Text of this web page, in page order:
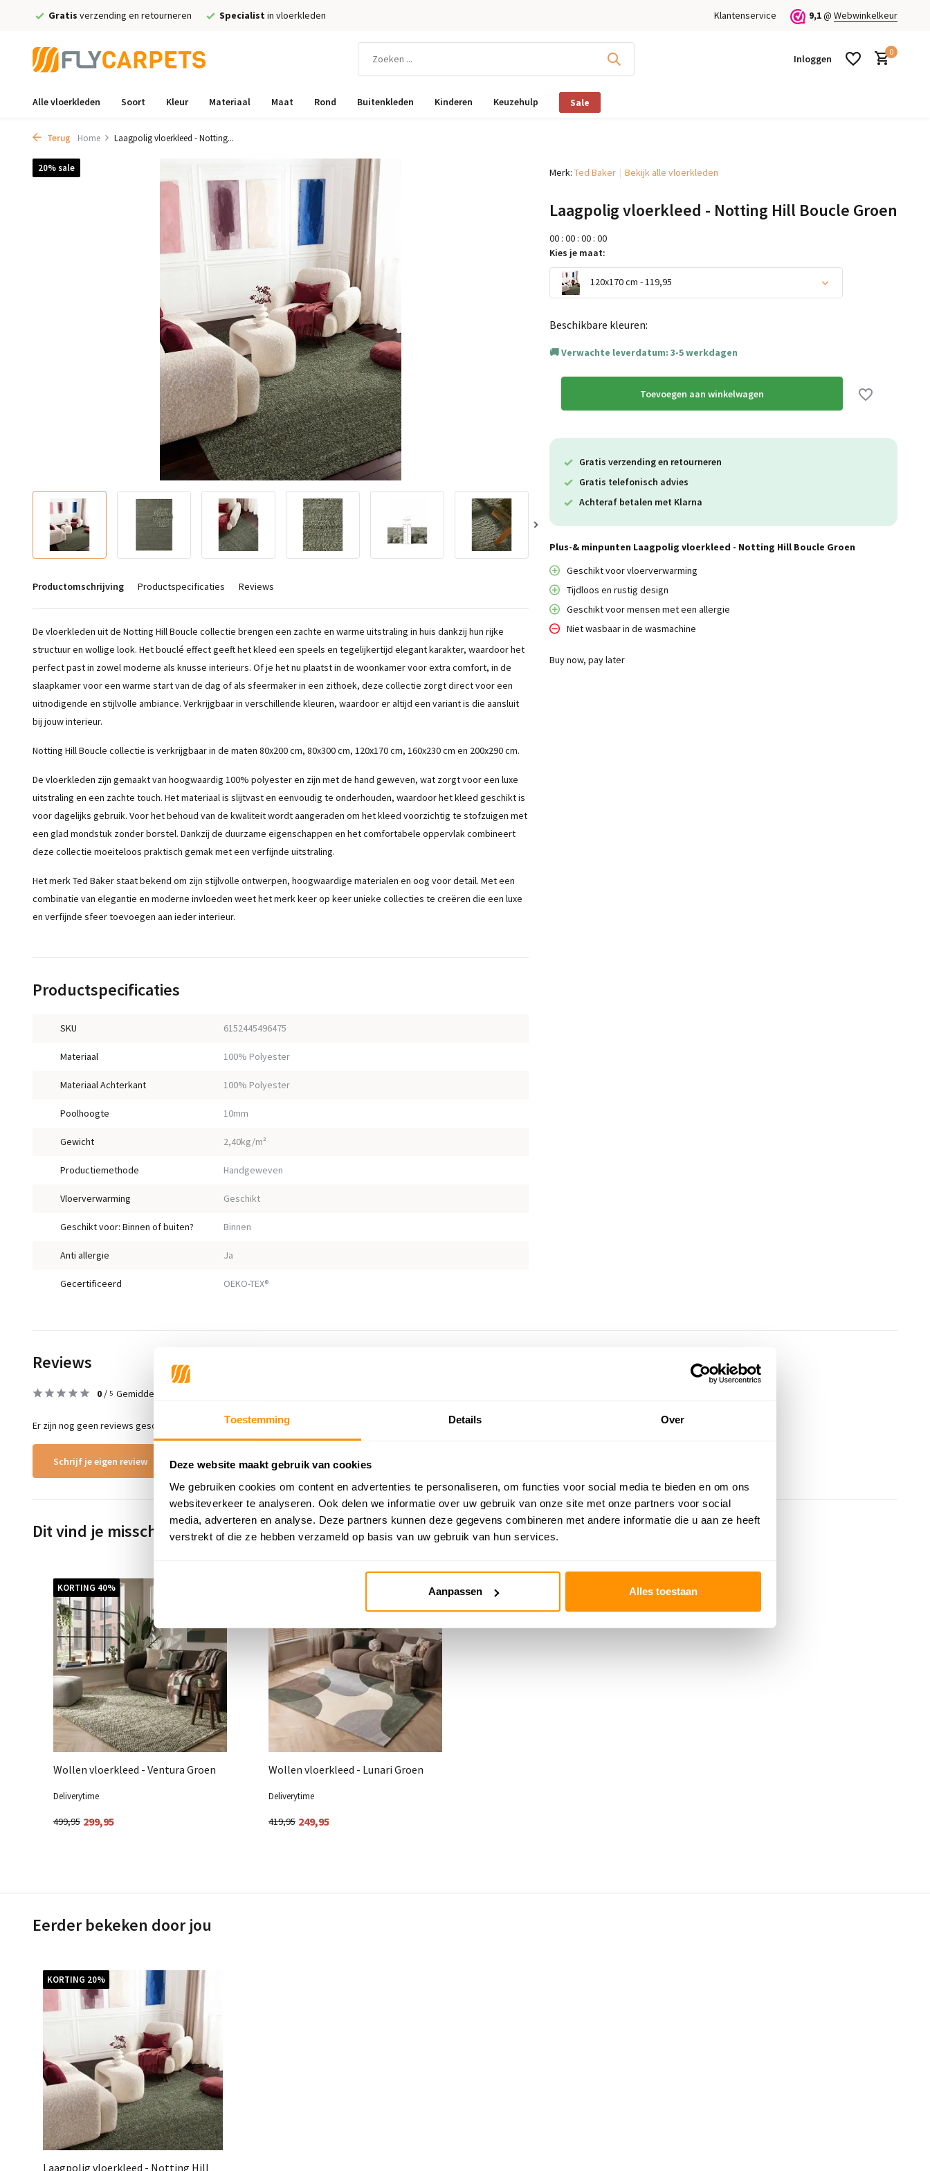
Toestemming Details Over
Deze website maakt gebruik van cookies
We gebruiken cookies om content en advertenties te personaliseren, om functies voor social media te bieden en om ons
websiteverkeer te analyseren. Ook delen we informatie over uw gebruik van onze site met onze partners voor social
media, adverteren en analyse. Deze partners kunnen deze gegevens combineren met andere informatie die u aan ze heeft
verstrekt of die ze hebben verzameld op basis van uw gebruik van hun services.
Aanpassen Alles toestaan
Gratis verzending en retourneren Specialist in vloerkleden Klantenservice 9,1@ Webwinkelkeur
Inloggen
0
Alle vloerkleden Soort Kleur Materiaal Maat Rond Buitenkleden Kinderen Keuzehulp Sale
Terug Home Laagpolig vloerkleed - Notting...
20% sale
Productomschrijving Productspecificaties Reviews
De vloerkleden uit de Notting Hill Boucle collectie brengen een zachte en warme uitstraling in huis dankzij hun rijke
structuur en wollige look. Het bouclé effect geeft het kleed een speels en tegelijkertijd elegant karakter, waardoor het
perfect past in zowel moderne als knusse interieurs. Of je het nu plaatst in de woonkamer voor extra comfort, in de
slaapkamer voor een warme start van de dag of als sfeermaker in een zithoek, deze collectie zorgt direct voor een
uitnodigende en stijlvolle ambiance. Verkrijgbaar in verschillende kleuren, waardoor er altijd een variant is die aansluit
bij jouw interieur.
Notting Hill Boucle collectie is verkrijgbaar in de maten 80x200 cm, 80x300 cm, 120x170 cm, 160x230 cm en 200x290 cm.
De vloerkleden zijn gemaakt van hoogwaardig 100% polyester en zijn met de hand geweven, wat zorgt voor een luxe
uitstraling en een zachte touch. Het materiaal is slijtvast en eenvoudig te onderhouden, waardoor het kleed geschikt is
voor dagelijks gebruik. Voor het behoud van de kwaliteit wordt aangeraden om het kleed voorzichtig te stofzuigen met
een glad mondstuk zonder borstel. Dankzij de duurzame eigenschappen en het comfortabele oppervlak combineert
deze collectie moeiteloos praktisch gemak met een verfijnde uitstraling.
Het merk Ted Baker staat bekend om zijn stijlvolle ontwerpen, hoogwaardige materialen en oog voor detail. Met een
combinatie van elegantie en moderne invloeden weet het merk keer op keer unieke collecties te creëren die een luxe
en verfijnde sfeer toevoegen aan ieder interieur.
Productspecificaties
SKU 6152445496475
Materiaal 100% Polyester
Materiaal Achterkant 100% Polyester
Poolhoogte 10mm
Gewicht 2,40kg/m²
Productiemethode Handgeweven
Vloerverwarming Geschikt
Geschikt voor: Binnen of buiten? Binnen
Anti allergie Ja
Gecertificeerd OEKO-TEX®
Merk: Ted Baker Bekijk alle vloerkleden
Laagpolig vloerkleed - Notting Hill Boucle Groen
00: 00: 00: 00
Kies je maat:
120x170 cm - 119,95
Beschikbare kleuren:
Verwachte leverdatum: 3-5 werkdagen
Toevoegen aan winkelwagen
Buy now, pay later
Gratis verzending en retourneren
Gratis telefonisch advies
Achteraf betalen met Klarna
Plus-& minpunten Laagpolig vloerkleed - Notting Hill Boucle Groen
Geschikt voor vloerverwarming
Tijdloos en rustig design
Geschikt voor mensen met een allergie
Niet wasbaar in de wasmachine
Reviews
0 / 5 Gemiddelde uit 0 beoordelingen
Er zijn nog geen reviews geschreven over dit product..
Schrijf je eigen review
Dit vind je misschien ook leuk
KORTING 40%
Wollen vloerkleed - Ventura Groen
Deliverytime
499,95 299,95
Wollen vloerkleed - Lunari Groen
Deliverytime
419,95 249,95
Eerder bekeken door jou
KORTING 20%
Laagpolig vloerkleed - Notting Hill